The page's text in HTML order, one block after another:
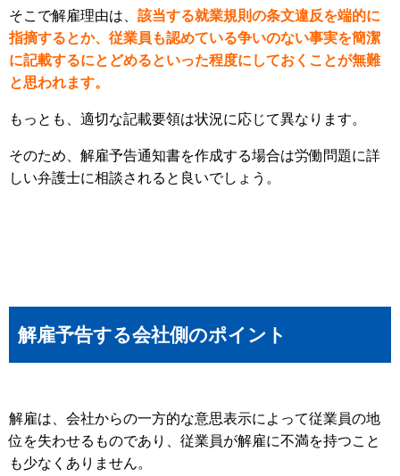
そこで解雇理由は、 該当する就業規則の条文違反を端的に
指摘するとか、従業員も認めている争いのない事実を簡潔
に記載するにとどめるといった程度にしておくことが無難
と思われます。
もっとも、適切な記載要領は状況に応じて異なります。
そのため、解雇予告通知書を作成する場合は労働問題に詳
しい弁護士に相談されると良いでしょう。
解雇予告する会社側のポイント
解雇は、会社からの一方的な意思表示によって従業員の地
位を失わせるものであり、従業員が解雇に不満を持つこと
も少なくありません。